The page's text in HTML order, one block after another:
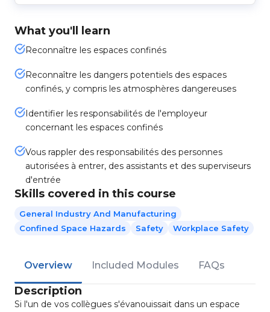
What you'll learn
Reconnaître les espaces confinés
Reconnaître les dangers potentiels des espaces
confinés, y compris les atmosphères dangereuses
Identifier les responsabilités de l'employeur
concernant les espaces confinés
Vous rappler des responsabilités des personnes
autorisées à entrer, des assistants et des superviseurs
d'entrée
Skills covered in this course
General Industry And Manufacturing
Confined Space Hazards
Safety Workplace Safety
Overview Included Modules FAQs
Description
Si l'un de vos collègues s'évanouissait dans un espace